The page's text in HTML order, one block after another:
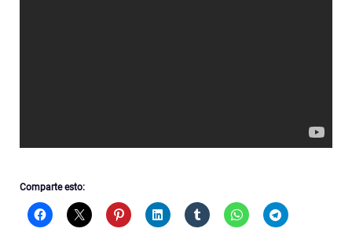
Comparte esto: